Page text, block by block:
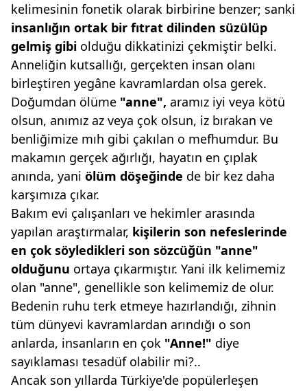
kelimesinin fonetik olarak birbirine benzer; sanki
insanlığın ortak bir fıtrat dilinden süzülüp
gelmiş gibi olduğu dikkatinizi çekmiştir belki.
Anneliğin kutsallığı, gerçekten insan olanı
birleştiren yegâne kavramlardan olsa gerek.
Doğumdan ölüme "anne", aramız iyi veya kötü
olsun, anımız az veya çok olsun, iz bırakan ve
benliğimize mıh gibi çakılan o mefhumdur. Bu
makamın gerçek ağırlığı, hayatın en çıplak
anında, yani ölüm döşeğinde de bir kez daha
karşımıza çıkar.
Bakım evi çalışanları ve hekimler arasında
yapılan araştırmalar, kişilerin son nefeslerinde
en çok söyledikleri son sözcüğün "anne"
olduğunu ortaya çıkarmıştır. Yani ilk kelimemiz
olan "anne", genellikle son kelimemiz de olur.
Bedenin ruhu terk etmeye hazırlandığı, zihnin
tüm dünyevi kavramlardan arındığı o son
anlarda, insanların en çok "Anne!" diye
sayıklaması tesadüf olabilir mi?..
Ancak son yıllarda Türkiye'de popülerleşen